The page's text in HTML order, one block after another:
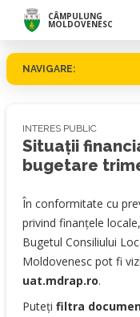
CÂMPULUNG
MOLDOVENESC
NAVIGARE:
INTERES PUBLIC
Situaţii
bugetare
În conformitate cu
privind finanţele
Bugetul Consiliului
Moldovenesc pot fi
uat.mdrap.ro.
Puteți filtra